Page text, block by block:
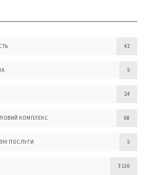
42
5
24
КОМПЛЕКС 68
ПОСЛУГИ 5
3 116